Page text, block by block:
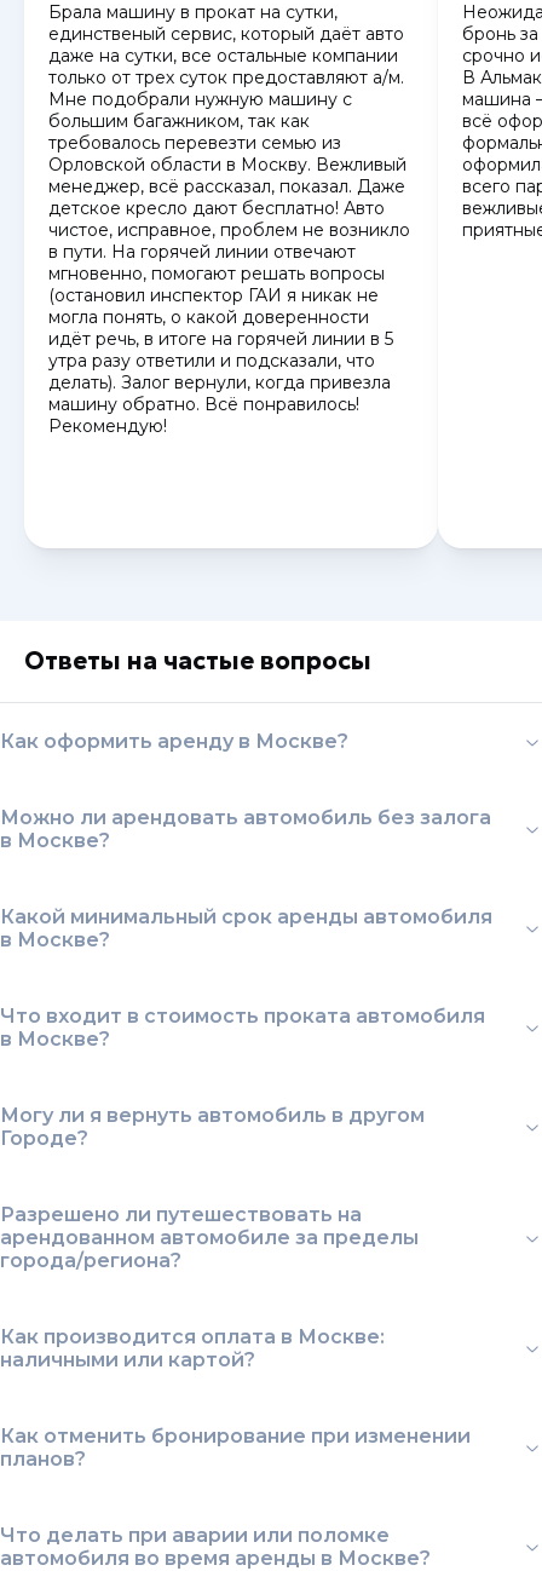
Брала машину в прокат на сутки,
единственый сервис, который даёт авто
даже на сутки, все остальные компании
только от трех суток предоставляют а/м.
Мне подобрали нужную машину с
большим багажником, так как
требовалось перевезти семью из
Орловской области в Москву. Вежливый
менеджер, всё рассказал, показал. Даже
детское кресло дают бесплатно! Авто
чистое, исправное, проблем не возникло
в пути. На горячей линии отвечают
мгновенно, помогают решать вопросы
(остановил инспектор ГАИ я никак не
могла понять, о какой доверенности
идёт речь, в итоге на горячей линии в 5
утра разу ответили и подсказали, что
делать). Залог вернули, когда привезла
машину обратно. Всё понравилось!
Рекомендую!
бронь
срочно
В
машина
всё
всего
Ответы на частые вопросы
Как оформить аренду в Москве?
Можно ли арендовать автомобиль без залога
в Москве?
Какой минимальный срок аренды автомобиля
в Москве?
Что входит в стоимость проката автомобиля
в Москве?
Могу ли я вернуть автомобиль в другом
Городе?
Разрешено ли путешествовать на
арендованном автомобиле за пределы
города/региона?
Как производится оплата в Москве:
наличными или картой?
Как отменить бронирование при изменении
планов?
Что делать при аварии или поломке
автомобиля во время аренды в Москве?